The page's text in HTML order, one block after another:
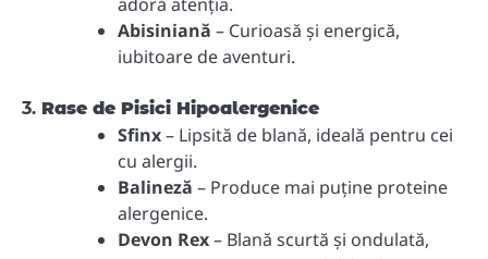
Abisiniană – Curioasă și energică,
iubitoare de aventuri.
3. Rase de Pisici Hipoalergenice
Sfinx– Lipsită de blană, ideală pentru cei
cu alergii.
Balineză – Produce mai puține proteine
alergenice.
Devon Rex– Blană scurtă și ondulată,